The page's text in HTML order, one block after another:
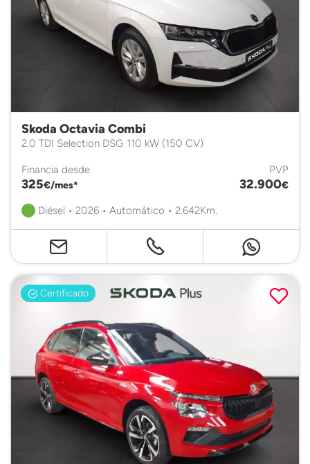
Skoda Octavia Combi
2.0 TDI Selection DSG 110 kW (150 CV)
Financia desde
325€/mes*
PVP
32.900€
Diésel • 2026 • Automático • 2.642Km.
Certificado